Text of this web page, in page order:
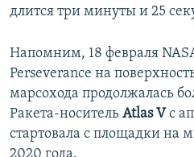
длится три минуты и 25
Напомним, 18 февраля
Perseverance на
марсохода продолжалась
Ракета-носитель Atlas Vс
стартовала с площадки на
2020 года.